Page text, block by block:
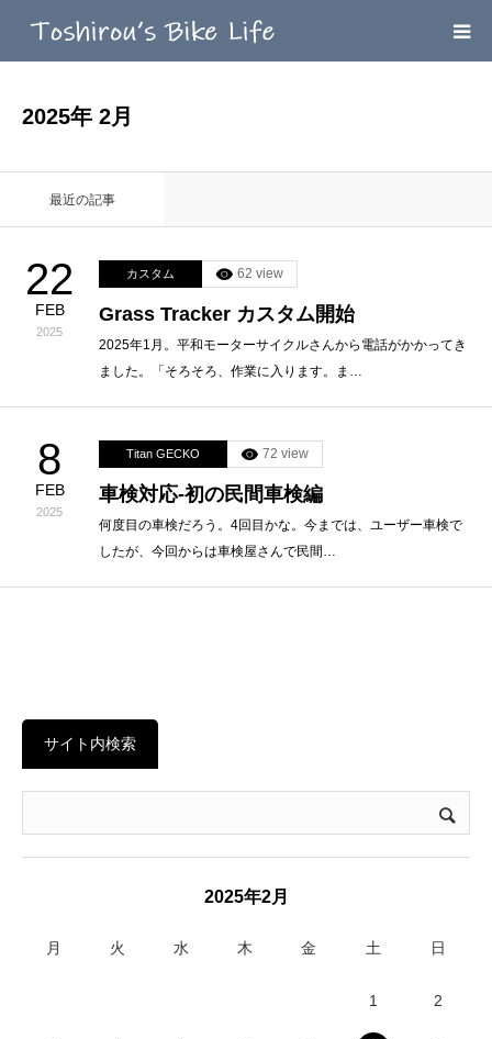
2025年 2月
最近の記事
22
FEB
2025
カスタム 62 view
Grass Tracker カスタム開始
2025年1月。平和モーターサイクルさんから電話がかかってき
ました。「そろそろ、作業に入ります。ま…
8
FEB
2025
Titan GECKO 72 view
車検対応-初の民間車検編
何度目の車検だろう。4回目かな。今までは、ユーザー車検で
したが、今回からは車検屋さんで民間…
サイト内検索
2025年2月
月 火 水 木 金 土 日
1 2
LINK’ｓ
CONTACT